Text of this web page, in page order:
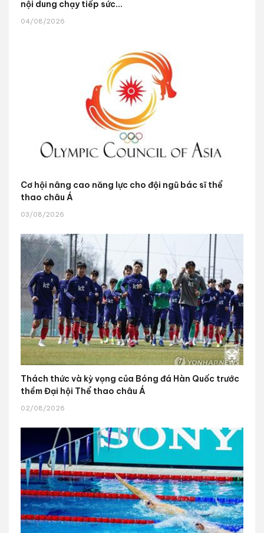
nội dung chạy tiếp sức...
04/08/2026
Cơ hội nâng cao năng lực cho đội ngũ bác sĩ thể
thao châu Á
03/08/2026
Thách thức và kỳ vọng của Bóng đá Hàn Quốc trước
thềm Đại hội Thể thao châu Á
02/08/2026